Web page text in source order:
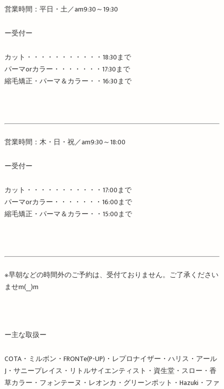
営業時間：平日・土／am9:30～19:30
ー受付ー
カット・・・・・・・・・・・ 18:30まで
パーマorカラー・・・・・・・ 17:30まで
縮毛矯正・パーマ＆カラー・・ 16:30まで
営業時間：木・日・祝／am9:30～18:00
ー受付ー
カット・・・・・・・・・・・ 17:00まで
パーマorカラー・・・・・・・ 16:00まで
縮毛矯正・パーマ＆カラー・・ 15:00まで
※早朝などの時間外のご予約は、受付ておりません。ご了承ください
ませm(__ )m
ー主な取扱ー
COTA・ミルボン・FRONTe(P-UP)・レプロナイザー・ハリス・アール
J・サニープレイス・リトルサイエンティスト・資生堂・スロー・香
草カラー・フォンテーヌ・レオンカ・グリーンポット・Hazuki・ファ